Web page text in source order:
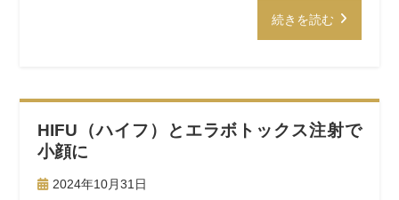
続きを読む
HIFU（ハイフ）とエラボトックス注射で
小顔に
2024年10月31日